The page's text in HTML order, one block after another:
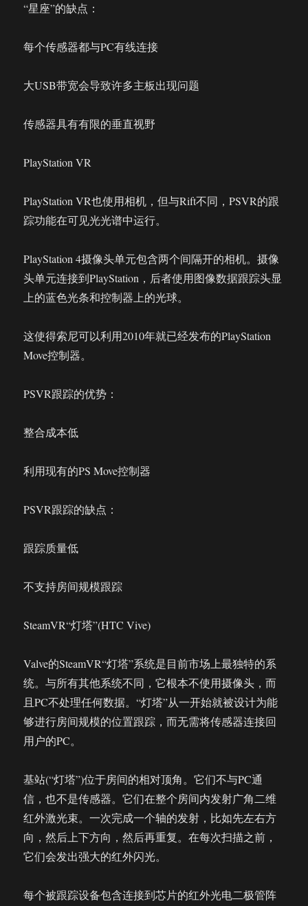
“星座”的缺点：
每个传感器都与PC有线连接
大USB带宽会导致许多主板出现问题
传感器具有有限的垂直视野
PlayStation VR
PlayStation VR也使用相机，但与Rift不同，PSVR的跟
踪功能在可见光光谱中运行。
PlayStation 4摄像头单元包含两个间隔开的相机。摄像
头单元连接到PlayStation，后者使用图像数据跟踪头显
上的蓝色光条和控制器上的光球。
这使得索尼可以利用2010年就已经发布的PlayStation
Move控制器。
PSVR跟踪的优势：
整合成本低
利用现有的PS Move控制器
PSVR跟踪的缺点：
跟踪质量低
不支持房间规模跟踪
SteamVR“灯塔”(HTC Vive)
Valve的SteamVR“灯塔”系统是目前市场上最独特的系
统。与所有其他系统不同，它根本不使用摄像头，而
且PC不处理任何数据。“灯塔”从一开始就被设计为能
够进行房间规模的位置跟踪，而无需将传感器连接回
用户的PC。
基站(“灯塔”)位于房间的相对顶角。它们不与PC通
信，也不是传感器。它们在整个房间内发射广角二维
红外激光束。一次完成一个轴的发射，比如先左右方
向，然后上下方向，然后再重复。在每次扫描之前，
它们会发出强大的红外闪光。
每个被跟踪设备包含连接到芯片的红外光电二极管阵